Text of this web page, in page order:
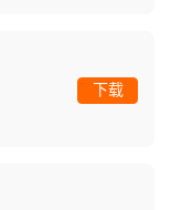
下载